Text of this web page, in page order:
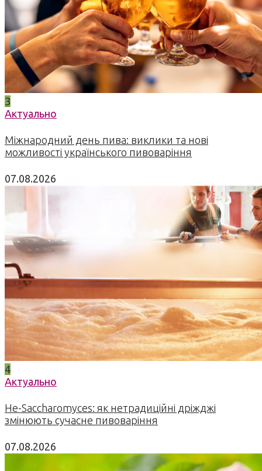
3
Актуально
Міжнародний день пива: виклики та нові
можливості українського пивоваріння
07.08.2026
4
Актуально
Не-Saccharomyces: як нетрадиційні дріжджі
змінюють сучасне пивоваріння
07.08.2026